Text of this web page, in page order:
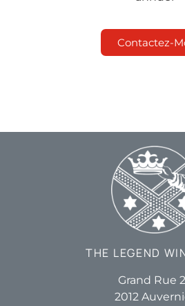
Contactez-
THE LEGEND
Grand Rue
2012